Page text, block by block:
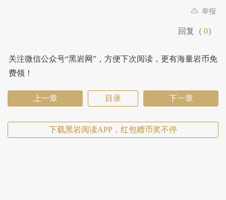
举报
回复（ 0）
关注微信公众号“黑岩网”，方便下次阅读，更有海量岩币免
费领！
上一章 目录 下一章
下载黑岩阅读APP，红包赠币奖不停